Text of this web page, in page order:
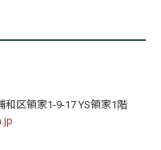
区領家1-9-17 YS領家1階